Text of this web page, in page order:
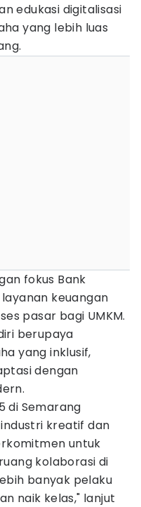
edukasi digitalisasi
yang lebih luas
fokus Bank
keuangan
pasar bagi UMKM.
berupaya
yang inklusif,
dengan
di Semarang
kreatif dan
untuk
kolaborasi di
banyak pelaku
naik kelas," lanjut